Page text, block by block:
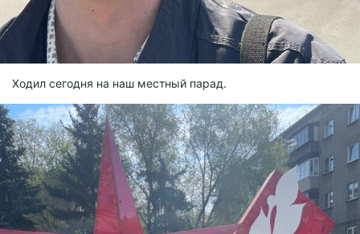
Ходил сегодня на наш местный парад.